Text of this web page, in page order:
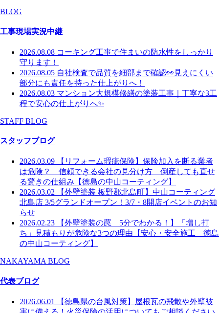
BLOG
工事現場実況中継
2026.08.08 コーキング工事で住まいの防水性をしっかり
守ります！
2026.08.05 自社検査で品質を細部まで確認👀見えにくい
部分にも責任を持った仕上がりへ！
2026.08.03 マンション大規模修繕の塗装工事｜丁寧な3工
程で安心の仕上がりへ✨
STAFF BLOG
スタッフブログ
2026.03.09
【リフォーム瑕疵保険】保険加入を断る業者
は危険？ 信頼できる会社の見分け方 倒産しても直せ
る驚きの仕組み【徳島の中山コーティング】
2026.03.02
【外壁塗装 板野郡北島町】中山コーティング
北島店 3/5グランドオープン！3/7・8開店イベントのお知
らせ
2026.02.23
【外壁塗装の罠 5分でわかる！】「増し打
ち」見積もりが危険な3つの理由【安心・安全施工 徳島
の中山コーティング】
NAKAYAMA BLOG
代表ブログ
2026.06.01
【徳島県の台風対策】屋根瓦の飛散や外壁被